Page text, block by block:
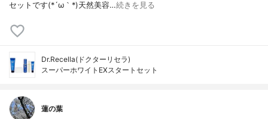
セットです(*´ω｀*)天然美容…続きを見る
Dr.Recella(ドクターリセラ)
スーパーホワイトEXスタートセット
蓮の葉